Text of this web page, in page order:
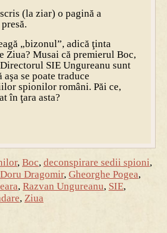
(la ziar) o pagină a
„bizonul”, adică ţinta
Ziua? Musai că premierul Boc,
SIE Ungureanu sunt
se poate traduce
spionilor români. Păi ce,
în ţara asta?
, Boc, deconspirare sedii spioni,
Doru Dragomir, Gheorghe Pogea,
, Razvan Ungureanu, SIE,
, Ziua